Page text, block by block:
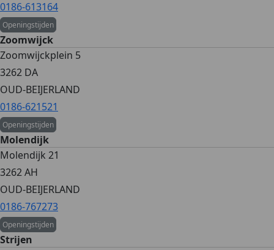
0186-613164
Openingstijden
Zoomwijck
Zoomwijckplein 5
3262 DA
OUD-BEIJERLAND
0186-621521
Openingstijden
Molendijk
Molendijk 21
3262 AH
OUD-BEIJERLAND
0186-767273
Openingstijden
Strijen